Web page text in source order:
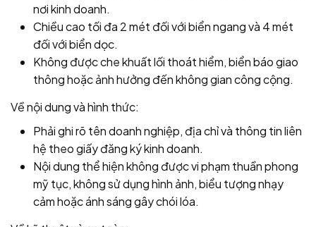
nơi kinh doanh.
Chiều cao tối đa 2 mét đối với biển ngang và 4 mét
đối với biển dọc.
Không được che khuất lối thoát hiểm, biển báo giao
thông hoặc ảnh hưởng đến không gian công cộng.
Về nội dung và hình thức:
Phải ghi rõ tên doanh nghiệp, địa chỉ và thông tin liên
hệ theo giấy đăng ký kinh doanh.
Nội dung thể hiện không được vi phạm thuần phong
mỹ tục, không sử dụng hình ảnh, biểu tượng nhạy
cảm hoặc ánh sáng gây chói lóa.